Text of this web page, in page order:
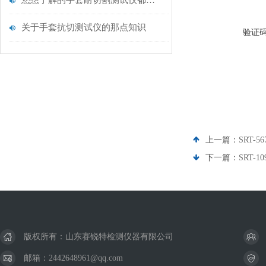
关于手套抗切测试仪的那点知识
验证
上一篇： SRT-
下一篇： SRT-
版权所有：山东赛锐特检测仪器有限公司
邮箱：2442648961@qq.com